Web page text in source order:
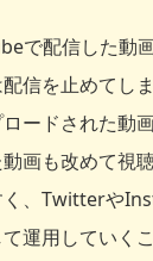
で配信した動
信を止めてし
ードされた動
画も改めて視
、Twitterや
運用していく